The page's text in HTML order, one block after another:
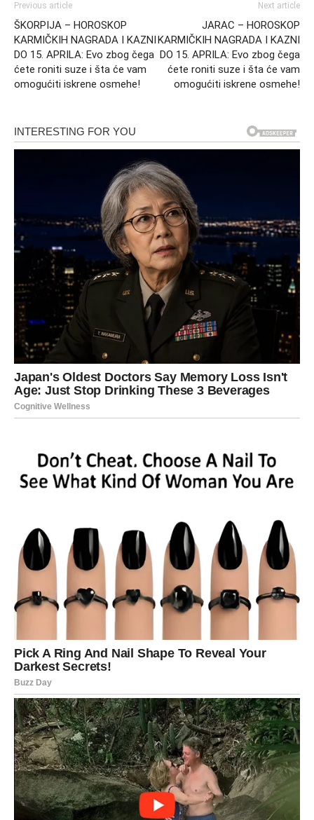
Previous article
ŠKORPIJA – HOROSKOP
KARMIČKIH NAGRADA I KAZNI
DO 15. APRILA: Evo zbog čega
ćete roniti suze i šta će vam
omogućiti iskrene osmehe!
Next article
JARAC – HOROSKOP
KARMIČKIH NAGRADA I KAZNI
DO 15. APRILA: Evo zbog čega
ćete roniti suze i šta će vam
omogućiti iskrene osmehe!